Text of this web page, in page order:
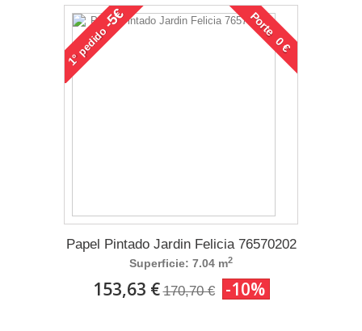
1°
pedido
-5€ Porte 0 €
Papel Pintado Jardin Felicia 76570202
Superficie: 7.04 m2
153,63 € 170,70 € -10%